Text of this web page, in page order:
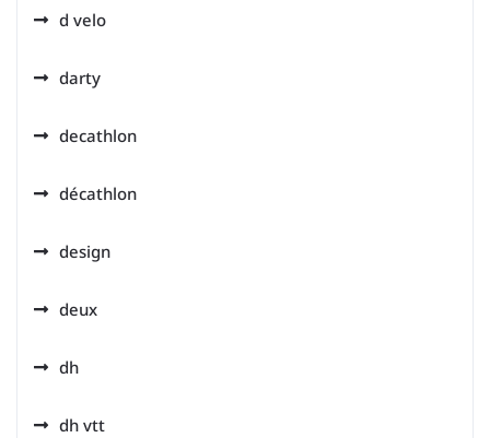
d velo
darty
decathlon
décathlon
design
deux
dh
dh vtt